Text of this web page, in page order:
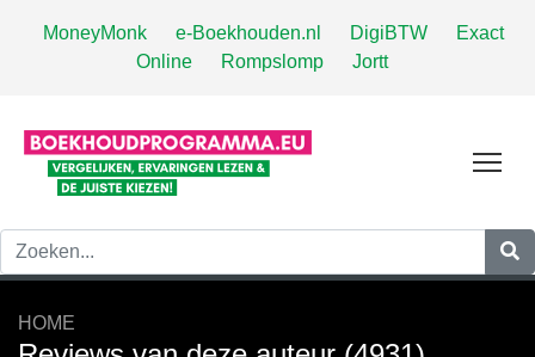
MoneyMonk e-Boekhouden.nl DigiBTW
Exact
Online
Rompslomp Jortt
HOME